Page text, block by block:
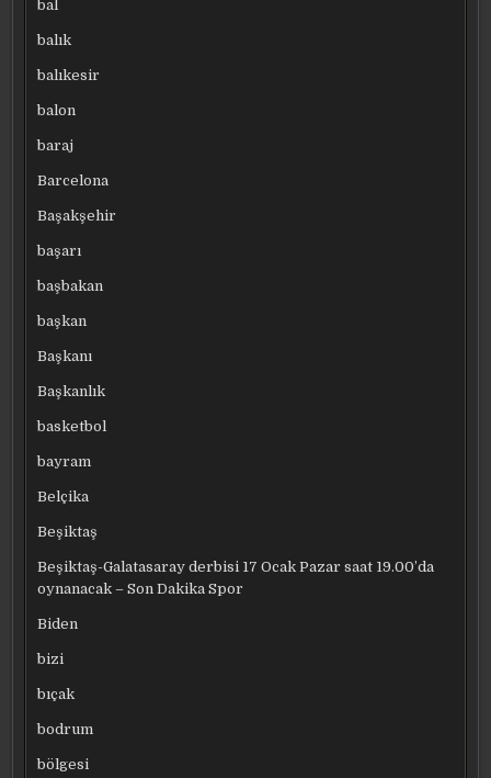
bal
balık
balıkesir
balon
baraj
Barcelona
Başakşehir
başarı
başbakan
başkan
Başkanı
Başkanlık
basketbol
bayram
Belçika
Beşiktaş
Beşiktaş-Galatasaray derbisi 17 Ocak Pazar saat 19.00’da
oynanacak – Son Dakika Spor
Biden
bizi
bıçak
bodrum
bölgesi